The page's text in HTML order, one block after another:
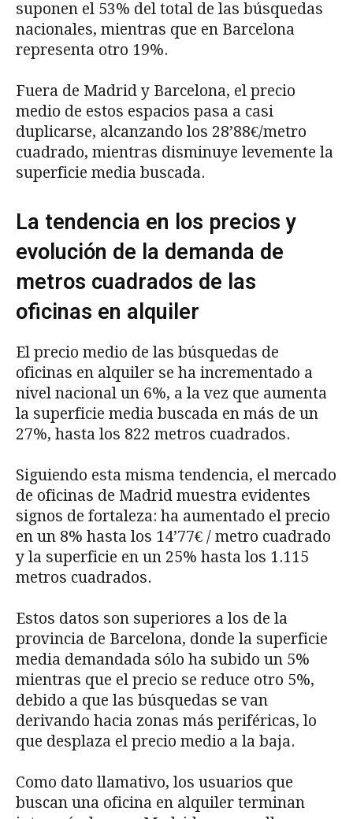
suponen el 53% del total de las búsquedas
nacionales, mientras que en Barcelona
representa otro 19%.
Fuera de Madrid y Barcelona, el precio
medio de estos espacios pasa a casi
duplicarse, alcanzando los 28’88€/metro
cuadrado, mientras disminuye levemente la
superficie media buscada.
La tendencia en los precios y
evolución de la demanda de
metros cuadrados de las
oficinas en alquiler
El precio medio de las búsquedas de
oficinas en alquiler se ha incrementado a
nivel nacional un 6%, a la vez que aumenta
la superficie media buscada en más de un
27%, hasta los 822 metros cuadrados.
Siguiendo esta misma tendencia, el mercado
de oficinas de Madrid muestra evidentes
signos de fortaleza: ha aumentado el precio
en un 8% hasta los 14’77€ / metro cuadrado
y la superficie en un 25% hasta los 1.115
metros cuadrados.
Estos datos son superiores a los de la
provincia de Barcelona, donde la superficie
media demandada sólo ha subido un 5%
mientras que el precio se reduce otro 5%,
debido a que las búsquedas se van
derivando hacia zonas más periféricas, lo
que desplaza el precio medio a la baja.
Como dato llamativo, los usuarios que
buscan una oficina en alquiler terminan